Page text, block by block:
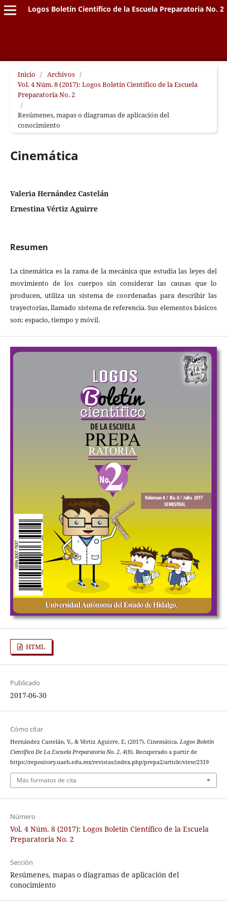
Logos Boletín Científico de la Escuela Preparatoria No. 2
Inicio / Archivos /
Vol. 4 Núm. 8 (2017): Logos Boletín Científico de la Escuela
Preparatoria No. 2
/
Resúmenes, mapas o diagramas de aplicación del
conocimiento
Cinemática
Valeria Hernández Castelán
Ernestina Vértiz Aguirre
Resumen
La cinemática es la rama de la mecánica que estudia las leyes del
movimiento de los cuerpos sin considerar las causas que lo
producen, utiliza un sistema de coordenadas para describir las
trayectorias, llamado sistema de referencia. Sus elementos básicos
son: espacio, tiempo y móvil.
HTML
Publicado
2017-06-30
Cómo citar
Hernández Castelán, V., & Vértiz Aguirre, E. (2017). Cinemática. Logos Boletín
Científico De La Escuela Preparatoria No. 2, 4(8). Recuperado a partir de
https://repository.uaeh.edu.mx/revistas/index.php/prepa2/article/view/2319
Más formatos de cita
Número
Vol. 4 Núm. 8 (2017): Logos Boletín Científico de la Escuela
Preparatoria No. 2
Sección
Resúmenes, mapas o diagramas de aplicación del
conocimiento